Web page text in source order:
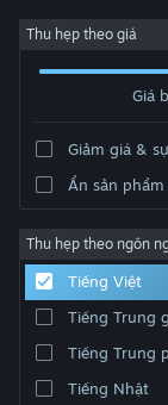
Đăng nhập
Cộng đồng
Thông tin
Hỗ trợ
Thay đổi ngôn ngữ
Thu hẹp theo giá
Giá
Giảm giá &
Ẩn sản
Thu hẹp theo ngôn
Tiếng Việt
Tiếng Trung
Tiếng Trung
Tiếng Nhật
Nhà phát triển:
Xếp theo Độ liên quan
1 kết quả phù hợp
trừ dựa trên tùy chỉnh